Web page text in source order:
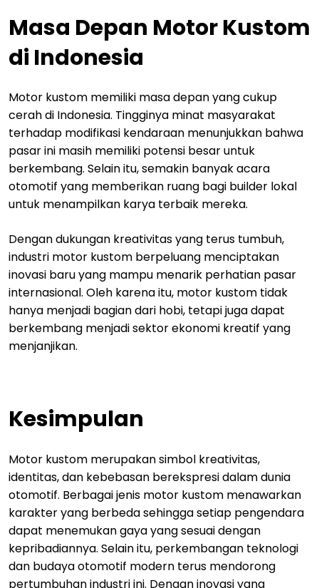
Masa Depan Motor Kustom
di Indonesia
Motor kustom memiliki masa depan yang cukup
cerah di Indonesia. Tingginya minat masyarakat
terhadap modifikasi kendaraan menunjukkan bahwa
pasar ini masih memiliki potensi besar untuk
berkembang. Selain itu, semakin banyak acara
otomotif yang memberikan ruang bagi builder lokal
untuk menampilkan karya terbaik mereka.
Dengan dukungan kreativitas yang terus tumbuh,
industri motor kustom berpeluang menciptakan
inovasi baru yang mampu menarik perhatian pasar
internasional. Oleh karena itu, motor kustom tidak
hanya menjadi bagian dari hobi, tetapi juga dapat
berkembang menjadi sektor ekonomi kreatif yang
menjanjikan.
Kesimpulan
Motor kustom merupakan simbol kreativitas,
identitas, dan kebebasan berekspresi dalam dunia
otomotif. Berbagai jenis motor kustom menawarkan
karakter yang berbeda sehingga setiap pengendara
dapat menemukan gaya yang sesuai dengan
kepribadiannya. Selain itu, perkembangan teknologi
dan budaya otomotif modern terus mendorong
pertumbuhan industri ini. Dengan inovasi yang